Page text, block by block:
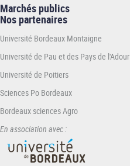
Marchés publics
Nos partenaires
Université Bordeaux Montaigne
Université de Pau et des Pays de l'Adour
Université de Poitiers
Sciences Po Bordeaux
Bordeaux sciences Agro
En association avec :